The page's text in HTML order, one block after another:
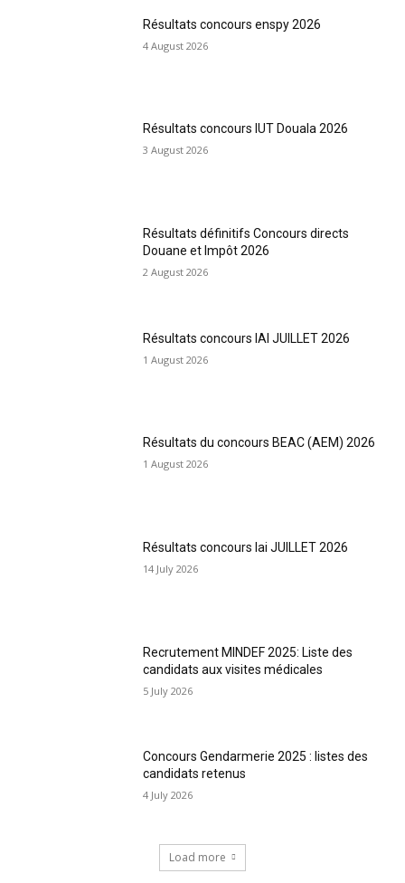
Résultats concours enspy 2026
4 August 2026
Résultats concours IUT Douala 2026
3 August 2026
Résultats définitifs Concours directs
Douane et Impôt 2026
2 August 2026
Résultats concours IAI JUILLET 2026
1 August 2026
Résultats du concours BEAC (AEM) 2026
1 August 2026
Résultats concours Iai JUILLET 2026
14 July 2026
Recrutement MINDEF 2025: Liste des
candidats aux visites médicales
5 July 2026
Concours Gendarmerie 2025 : listes des
candidats retenus
4 July 2026
Load more